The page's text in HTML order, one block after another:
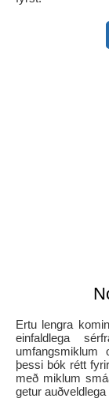
Ertu lengra
einfaldlega
umfangsmiklum
þessi bók rétt
með miklum
getur